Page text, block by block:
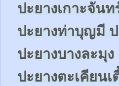
ปะยางเกาะจัน
ปะยางท่าบุญมี
ปะยางบางละมุง
ปะยางตะเคียน